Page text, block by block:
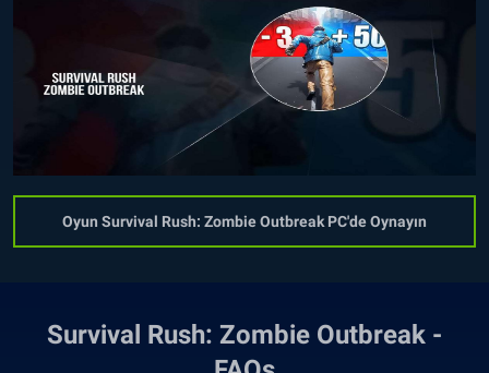
Oyun Survival Rush: Zombie Outbreak PC'de Oynayın
Survival Rush: Zombie Outbreak -